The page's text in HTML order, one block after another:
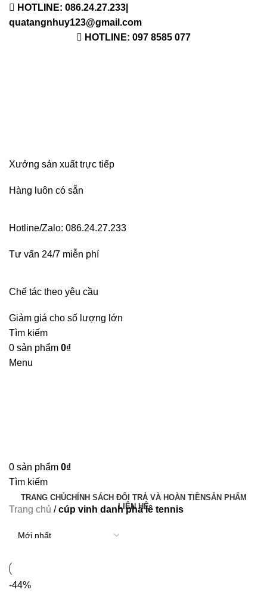
HOTLINE: 086.24.27.233|
quatangnhuy123@gmail.com
HOTLINE: 097 8585 077
Xưởng sản xuất trực tiếp
Hàng luôn có sẵn
Hotline/Zalo: 086.24.27.233
Tư vấn 24/7 miễn phí
Chế tác theo yêu cầu
Giảm giá cho số lượng lớn
Tìm kiếm
0 sản phẩm 0₫
Menu
0 sản phẩm 0₫
Tìm kiếm
TRANG CHỦCHÍNH SÁCH ĐỔI TRẢ VÀ HOÀN TIỀNSẢN PHẨM
LIÊN HỆ
Trang chủ /cúp vinh danh pha lê tennis
-44%